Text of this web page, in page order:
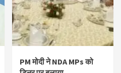
PM मोदी ने NDA MPs को